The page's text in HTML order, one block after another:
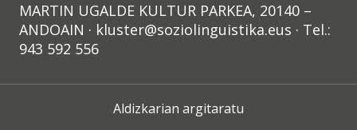
MARTIN UGALDE KULTUR PARKEA, 20140 –
ANDOAIN · kluster@soziolinguistika.eus · Tel.:
943 592 556
Aldizkarian argitaratu